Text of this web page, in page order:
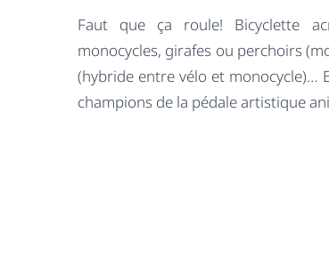
Faut que ça roule! Bicyclette
monocycles, girafes ou perchoirs
(hybride entre vélo et monocycle)…
champions de la pédale artistique